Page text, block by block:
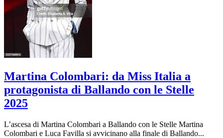
Martina Colombari: da Miss Italia a
protagonista di Ballando con le Stelle
2025
L’ascesa di Martina Colombari a Ballando con le Stelle Martina
Colombari e Luca Favilla si avvicinano alla finale di Ballando...